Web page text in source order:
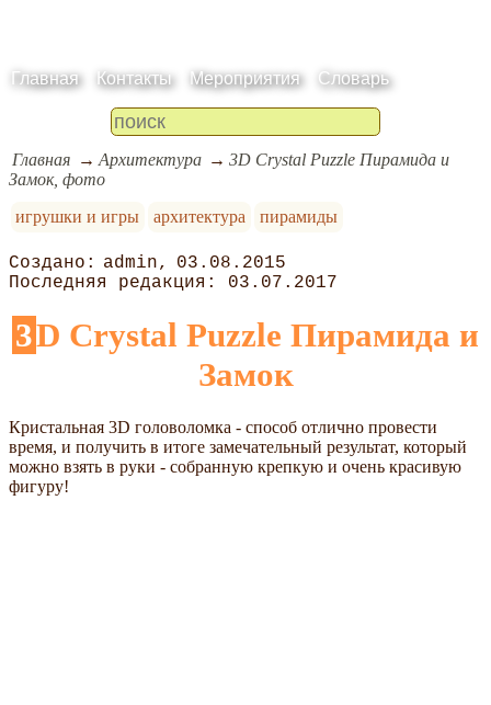
Главная Контакты Мероприятия Словарь
Главная Архитектура
3D Crystal Puzzle Пирамида и
Замок, фото
игрушки и игры
архитектура пирамиды
admin
03.08.2015
03.07.2017
3D Crystal Puzzle Пирамида и
Замок
Кристальная 3D головоломка - способ отлично провести
время, и получить в итоге замечательный результат, который
можно взять в руки - собранную крепкую и очень красивую
фигуру!